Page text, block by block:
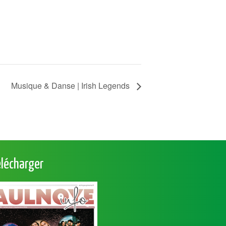
Musique & Danse | Irish Legends